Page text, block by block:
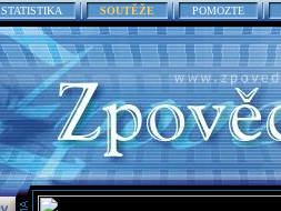
STATISTIKA SOUTĚŽE POMOZTE